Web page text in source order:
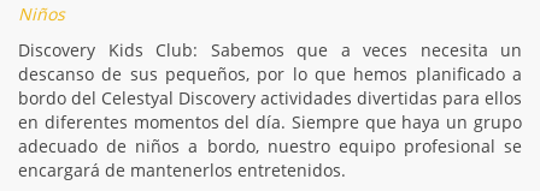
Niños
Discovery Kids Club: Sabemos que a veces necesita un
descanso de sus pequeños, por lo que hemos planificado a
bordo del Celestyal Discovery actividades divertidas para ellos
en diferentes momentos del día. Siempre que haya un grupo
adecuado de niños a bordo, nuestro equipo profesional se
encargará de mantenerlos entretenidos.